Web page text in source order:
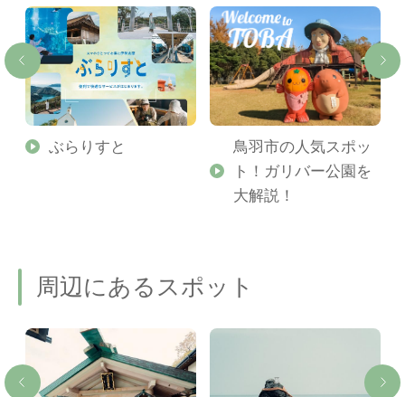
ぶらりすと
鳥羽市の人気スポッ
ト！ガリバー公園を
大解説！
周辺にあるスポット